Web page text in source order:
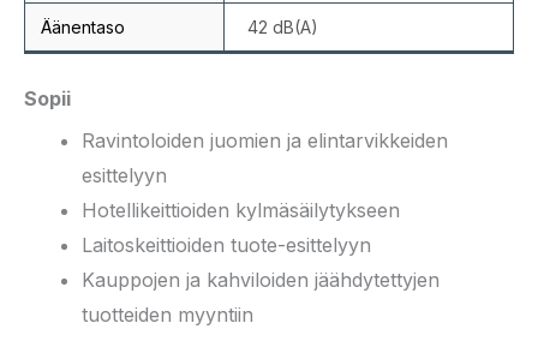
Äänentaso 42 dB(A)
Sopii
Ravintoloiden juomien ja elintarvikkeiden
esittelyyn
Hotellikeittioiden kylmäsäilytykseen
Laitoskeittioiden tuote-esittelyyn
Kauppojen ja kahviloiden jäähdytettyjen
tuotteiden myyntiin